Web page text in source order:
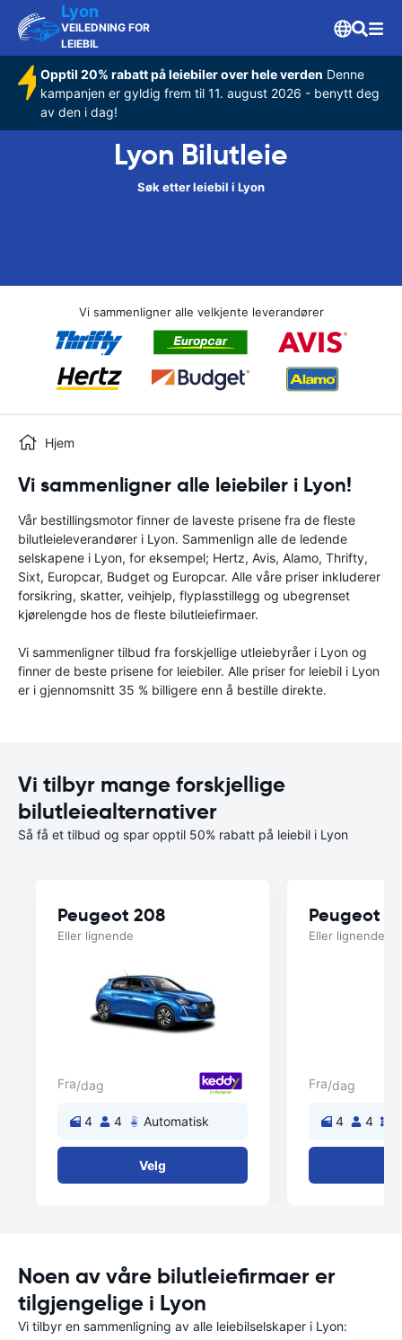
Lyon
VEILEDNING FOR
LEIEBIL
Opptil 20% rabatt på leiebiler over hele verden Denne
kampanjen er gyldig frem til 11. august 2026 - benytt deg
av den i dag!
Lyon Bilutleie
Søk etter leiebil i Lyon
Vi sammenligner alle velkjente leverandører
Hjem
Vi sammenligner alle leiebiler i Lyon!
Vår bestillingsmotor finner de laveste prisene fra de fleste
bilutleieleverandører i Lyon. Sammenlign alle de ledende
selskapene i Lyon, for eksempel; Hertz, Avis, Alamo, Thrifty,
Sixt, Europcar, Budget og Europcar. Alle våre priser inkluderer
forsikring, skatter, veihjelp, flyplasstillegg og ubegrenset
kjørelengde hos de fleste bilutleiefirmaer.
Vi sammenligner tilbud fra forskjellige utleiebyråer i Lyon og
finner de beste prisene for leiebiler. Alle priser for leiebil i Lyon
er i gjennomsnitt 35 % billigere enn å bestille direkte.
Vi tilbyr mange forskjellige
bilutleiealternativer
Så få et tilbud og spar opptil 50% rabatt på leiebil i Lyon
Peugeot 208
Eller lignende
Fra/dag
4 4 Automatisk
Velg
Peugeot
Eller lignende
Fra/dag
4 4
Noen av våre bilutleiefirmaer er
tilgjengelige i Lyon
Vi tilbyr en sammenligning av alle leiebilselskaper i Lyon: